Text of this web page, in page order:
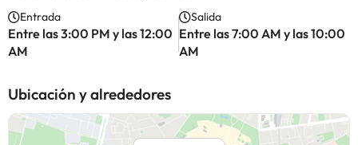
Entrada
Entre las 3:00 PM y las 12:00
AM
Salida
Entre las 7:00 AM y las 10:00
AM
Ubicación y alrededores